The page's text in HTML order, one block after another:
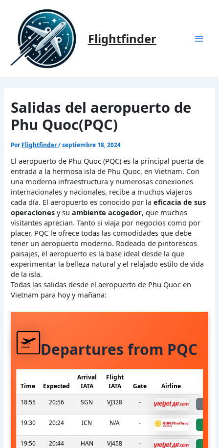
contenido
Flightfinder
Salidas del aeropuerto de
Phu Quoc(PQC)
Por Flightfinder/septiembre 18, 2024
El aeropuerto de Phu Quoc (PQC) es la principal puerta de
entrada a la hermosa isla de Phu Quoc, en Vietnam. Con
una moderna infraestructura y numerosas conexiones
internacionales y nacionales, recibe a muchos viajeros
cada día. El aeropuerto es conocido por laeficacia de sus
operaciones y suambiente acogedor, que muchos
visitantes aprecian. Tanto si viaja por negocios como por
placer, PQC le ofrece todas las comodidades que debe
tener un aeropuerto moderno. Rodeado de pintorescos
paisajes, el aeropuerto es la base ideal desde la que
experimentar la belleza natural y el relajado estilo de vida
de la isla.
Todas las salidas desde el aeropuerto de Phu Quoc en
Vietnam para hoy y mañana:
Departures from PQC
Time Expected
Arrival
IATA
Flight
IATA
Gate Airline
18:55
20:56 SGN VJ328 -
19:30 20:24 ICN N/A -
19:50 20:44 HAN VJ458 -